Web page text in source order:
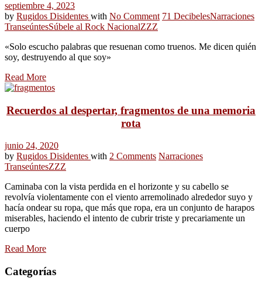
septiembre 4, 2023
by Rugidos Disidentes with No Comment 71 DecibelesNarraciones
TranseúntesSúbele al Rock NacionalZZZ
«Solo escucho palabras que resuenan como truenos. Me dicen quién
soy, destruyendo al que soy»
Read More
Recuerdos al despertar, fragmentos de una memoria
rota
junio 24, 2020
by Rugidos Disidentes with 2 Comments Narraciones
TranseúntesZZZ
Caminaba con la vista perdida en el horizonte y su cabello se
revolvía violentamente con el viento arremolinado alrededor suyo y
hacía ondear su ropa, que más que ropa, era un conjunto de harapos
miserables, haciendo el intento de cubrir triste y precariamente un
cuerpo
Read More
Categorías